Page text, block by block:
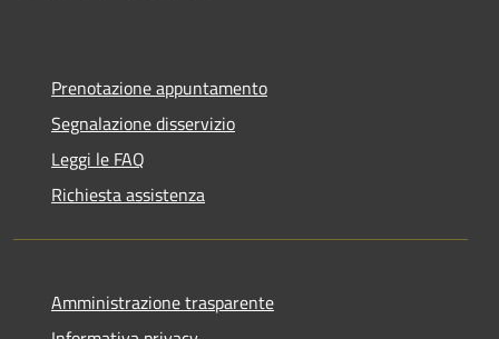
Prenotazione appuntamento
Segnalazione disservizio
Leggi le FAQ
Richiesta assistenza
Amministrazione trasparente